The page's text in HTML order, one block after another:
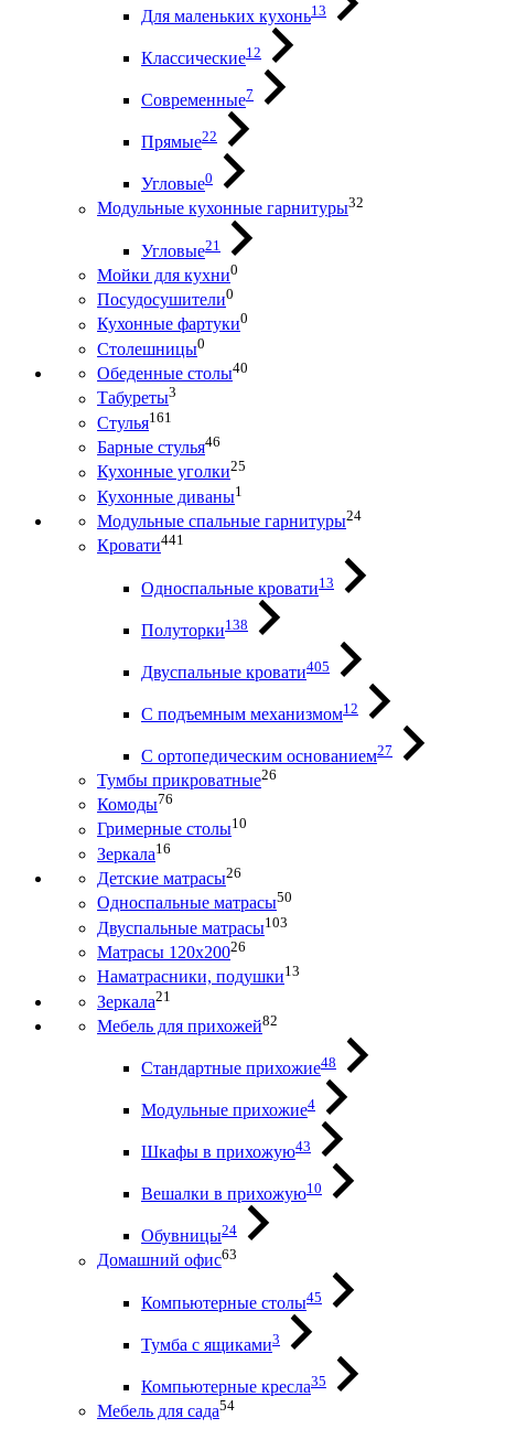
Для маленьких кухонь13
Классические12
Современные7
Прямые22
Угловые0
Модульные кухонные гарнитуры32
Угловые21
Мойки для кухни0
Посудосушители0
Кухонные фартуки0
Столешницы0
Обеденные столы40
Табуреты3
Стулья161
Барные стулья46
Кухонные уголки25
Кухонные диваны1
Модульные спальные гарнитуры24
Кровати441
Односпальные кровати13
Полуторки138
Двуспальные кровати405
С подъемным механизмом12
С ортопедическим основанием27
Тумбы прикроватные26
Комоды76
Гримерные столы10
Зеркала16
Детские матрасы26
Односпальные матрасы50
Двуспальные матрасы103
Матрасы 120х20026
Наматрасники, подушки13
Зеркала21
Мебель для прихожей82
Стандартные прихожие48
Модульные прихожие4
Шкафы в прихожую43
Вешалки в прихожую10
Обувницы24
Домашний офис63
Компьютерные столы45
Тумба с ящиками3
Компьютерные кресла35
Мебель для сада54